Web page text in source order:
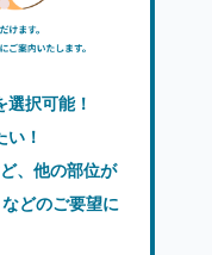
択可能！
！
、他の部位が
どのご要望に